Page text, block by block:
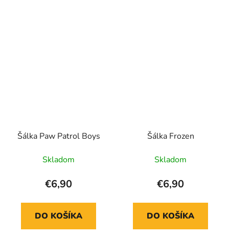
Šálka Paw Patrol Boys
Skladom
€6,90
DO KOŠÍKA
Šálka Frozen
Skladom
€6,90
DO KOŠÍKA